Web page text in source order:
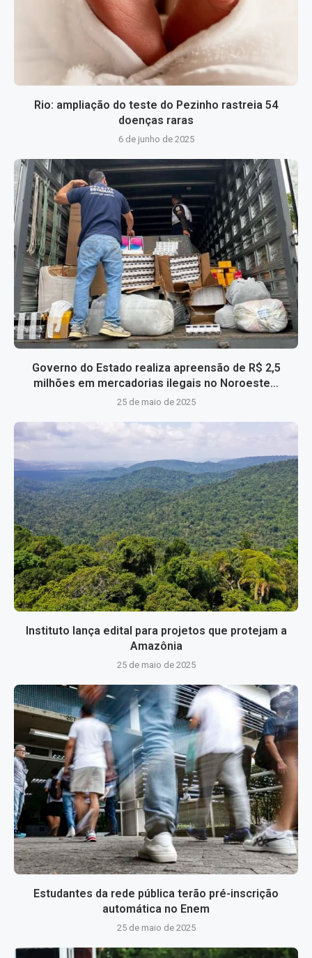
Rio: ampliação do teste do Pezinho rastreia 54
doenças raras
6 de junho de 2025
Governo do Estado realiza apreensão de R$ 2,5
milhões em mercadorias ilegais no Noroeste...
25 de maio de 2025
Instituto lança edital para projetos que protejam a
Amazônia
25 de maio de 2025
Estudantes da rede pública terão pré-inscrição
automática no Enem
25 de maio de 2025